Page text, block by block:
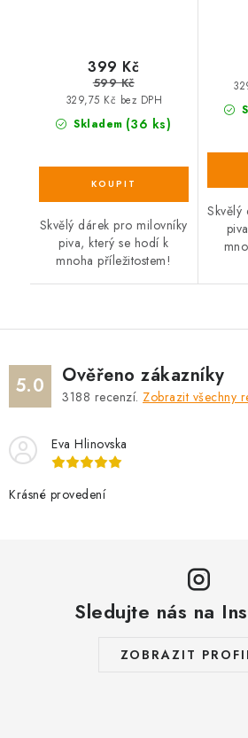
Skladem (36 ks)
329,75 Kč bez DPH
399 Kč
599 Kč
Skvělý dárek pro milovníky
piva, který se hodí k
mnoha příležitostem!
Skvělý
5.0 Ověřeno zákazníky
3188 recenzí. Zobrazit všechny
Eva Hlinovska
Krásné provedení
Sledujte nás na
ZOBRAZIT